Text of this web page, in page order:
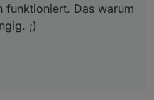
funktioniert. Das warum
;)